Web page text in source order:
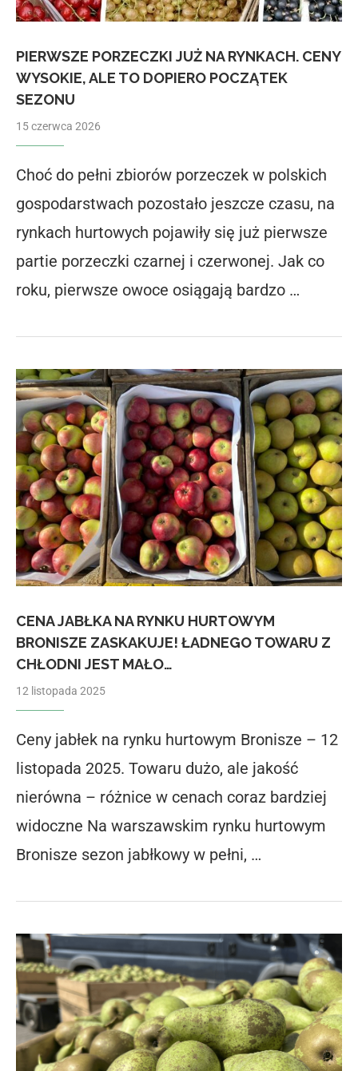
PIERWSZE PORZECZKI JUŻ NA RYNKACH. CENY
WYSOKIE, ALE TO DOPIERO POCZĄTEK
SEZONU
15 czerwca 2026
Choć do pełni zbiorów porzeczek w polskich
gospodarstwach pozostało jeszcze czasu, na
rynkach hurtowych pojawiły się już pierwsze
partie porzeczki czarnej i czerwonej. Jak co
roku, pierwsze owoce osiągają bardzo …
CENA JABŁKA NA RYNKU HURTOWYM
BRONISZE ZASKAKUJE! ŁADNEGO TOWARU Z
CHŁODNI JEST MAŁO…
12 listopada 2025
Ceny jabłek na rynku hurtowym Bronisze – 12
listopada 2025. Towaru dużo, ale jakość
nierówna – różnice w cenach coraz bardziej
widoczne Na warszawskim rynku hurtowym
Bronisze sezon jabłkowy w pełni, …